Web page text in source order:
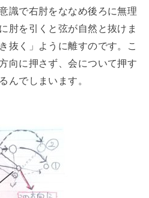
識で右肘をななめ後ろに無理
肘を引くと弦が自然と抜けま
抜く」ように離すのです。こ
向に押さず、会について押す
んでしまいます。